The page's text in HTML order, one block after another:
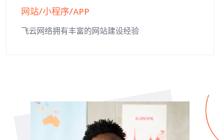
网站/小程序/APP
飞云网络拥有丰富的网站建设经验